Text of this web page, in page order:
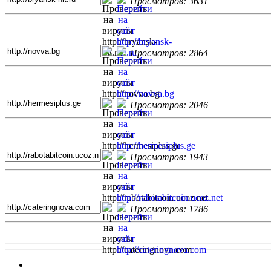
Просмотров: 2864
Просмотров: 2046
Просмотров: 1943
Просмотров: 1786